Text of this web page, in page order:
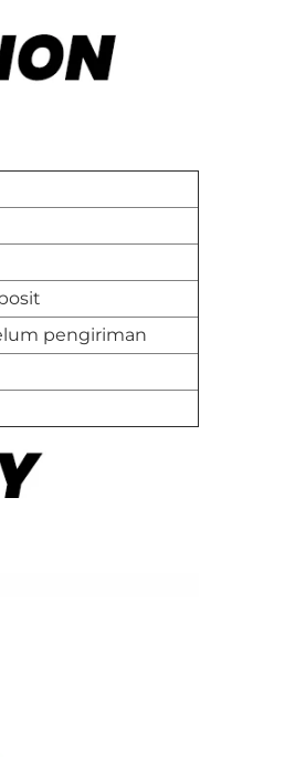
pengiriman